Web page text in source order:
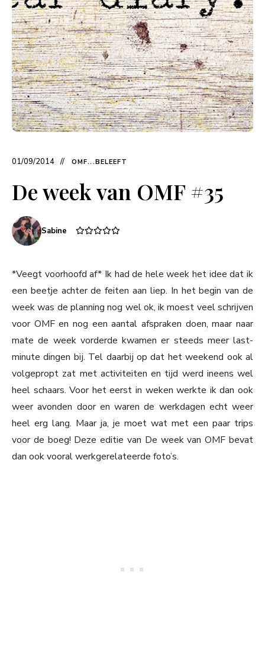
01/09/2014 OMF...BELEEFT
De week van OMF #35
Sabine
*Veegt voorhoofd af* Ik had de hele week het idee dat ik
een beetje achter de feiten aan liep. In het begin van de
week was de planning nog wel ok, ik moest veel schrijven
voor OMF en nog een aantal afspraken doen, maar naar
mate de week vorderde kwamen er steeds meer last-
minute dingen bij. Tel daarbij op dat het weekend ook al
volgepropt zat met activiteiten en tijd werd ineens wel
heel schaars. Voor het eerst in weken werkte ik dan ook
weer avonden door en waren de werkdagen echt weer
heel erg lang. Maar ja, je moet wat met een paar trips
voor de boeg! Deze editie van De week van OMF bevat
dan ook vooral werkgerelateerde foto’s.